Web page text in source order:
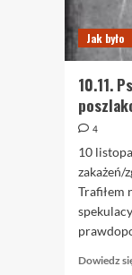
Jak było
10.11.
4
10
zakażeń/
Trafiłem
Dowiedz